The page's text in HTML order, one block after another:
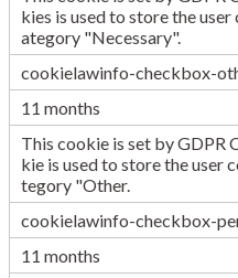
kies is used to store the
ategory "Necessary".
cookielawinfo-checkbox-
11 months
This cookie is set by GDPR
kie is used to store the user
tegory "Other.
cookielawinfo-checkbox-
11 months